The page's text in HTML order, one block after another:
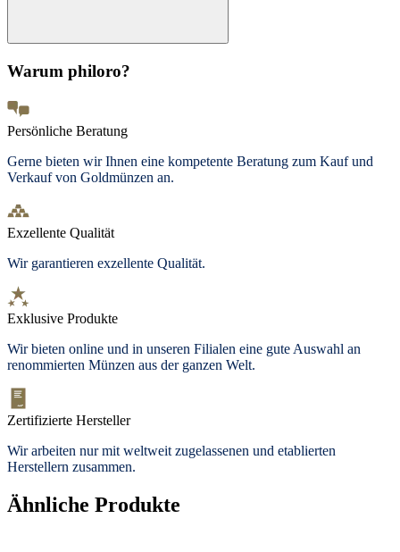
Warum philoro?
Persönliche Beratung
Gerne bieten wir Ihnen eine kompetente Beratung zum Kauf und
Verkauf von Goldmünzen an.
Exzellente Qualität
Wir garantieren exzellente Qualität.
Exklusive Produkte
Wir bieten online und in unseren Filialen eine gute Auswahl an
renommierten Münzen aus der ganzen Welt.
Zertifizierte Hersteller
Wir arbeiten nur mit weltweit zugelassenen und etablierten
Herstellern zusammen.
Ähnliche Produkte